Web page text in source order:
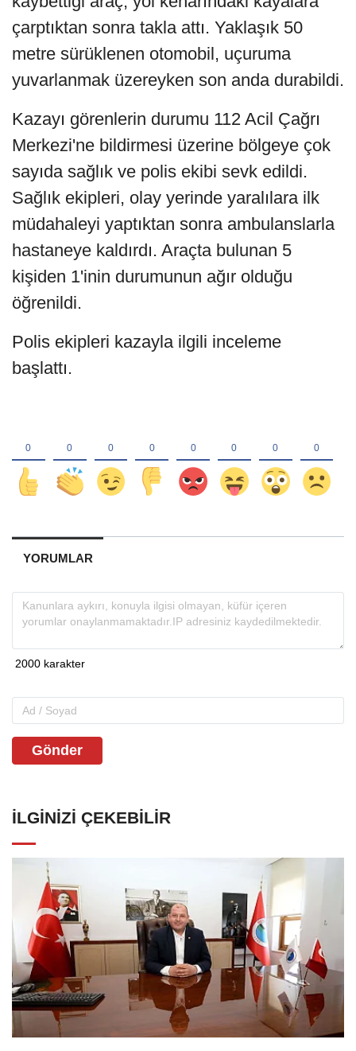
çarptıktan sonra takla attı. Yaklaşık 50
metre sürüklenen otomobil, uçuruma
yuvarlanmak üzereyken son anda durabildi.
Kazayı görenlerin durumu 112 Acil Çağrı
Merkezi'ne bildirmesi üzerine bölgeye çok
sayıda sağlık ve polis ekibi sevk edildi.
Sağlık ekipleri, olay yerinde yaralılara ilk
müdahaleyi yaptıktan sonra ambulanslarla
hastaneye kaldırdı. Araçta bulunan 5
kişiden 1'inin durumunun ağır olduğu
öğrenildi.
Polis ekipleri kazayla ilgili inceleme
başlattı.
YORUMLAR
Gönder
İLGINIZI ÇEKEBILIR